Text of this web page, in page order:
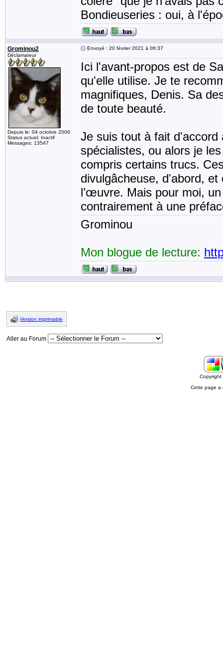
Bondieuseries : oui, à
Grominou2
Déclamateur
Depuis le: 04 octobre 2006
Status actuel: Inactif
Messages: 13547
Envoyé : 20 février 2021 à 06:37
Ici l'avant-propos est de
qu'elle utilise. Je te
magnifiques, Denis. Sa
de toute beauté.
Je suis tout à fait
spécialistes, ou alors je
compris certains trucs.
divulgâcheuse, d'abord,
l’œuvre. Mais pour moi,
contrairement à une
Grominou
Mon blogue de lecture:
Version imprimable
Aller au Forum
Cette page a